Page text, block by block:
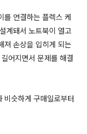
를 연결하는 플렉스 케
계돼서 노트북이 열고
져 손상을 입히게 되는
어지면서 문제를 해결
비슷하게 구매일로부터